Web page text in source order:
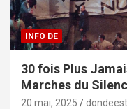
INFO DE
30 fois Plus
Marches du
20 mai, 2025